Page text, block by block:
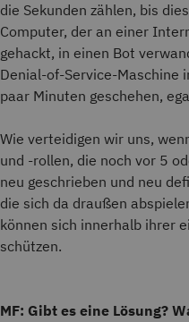
die Sekunden zählen, bis
Computer, der an einer
gehackt, in einen Bot
Denial-of-Service-Maschine
paar Minuten geschehen,
Wie verteidigen wir uns,
und -rollen, die noch vor 5
neu geschrieben und neu
die sich da draußen
können sich innerhalb ihrer
schützen.
MF: Gibt es eine Lösung?